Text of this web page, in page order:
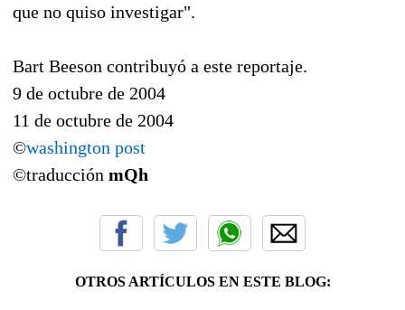
que no quiso investigar".
Bart Beeson contribuyó a este reportaje.
9 de octubre de 2004
11 de octubre de 2004
©washington post
©traducción mQh
OTROS ARTÍCULOS EN ESTE BLOG: